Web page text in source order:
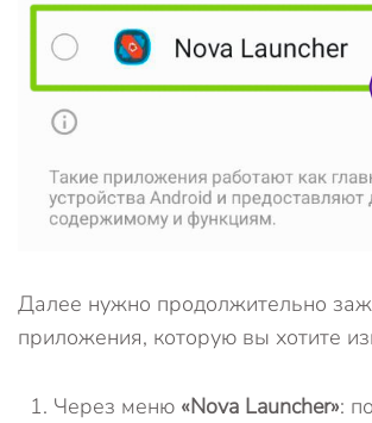
Далее нужно продолжительно
приложения, которую вы хотите
Через меню «Nova Launcher»: